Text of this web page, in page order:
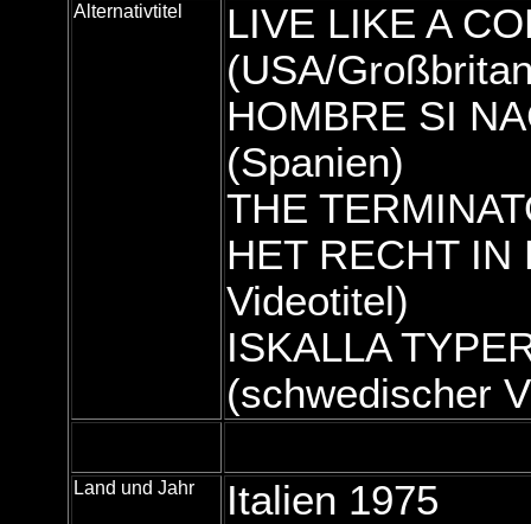
Alternativtitel
LIVE LIKE A
(USA/
HOMBRE SI
(Spanien)
THE
HET RECHT IN
Videotitel)
ISKALLA
(schwedischer
Land und Jahr Italien 1975